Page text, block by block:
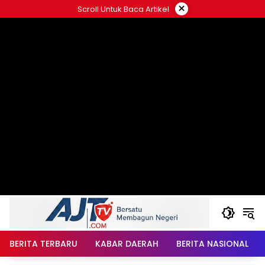
ke
Scroll Untuk Baca Artikel ×
BERITA TERBARU KABAR DAERAH BERITA NASIONAL